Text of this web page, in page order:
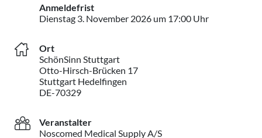
Anmeldefrist
Dienstag 3. November 2026 um 17:00 UhrDienstag 3.
Ort
SchönSinn Stuttgart
Otto-Hirsch-Brücken 17
Stuttgart Hedelfingen
DE-70329
Veranstalter
Noscomed Medical Supply A/S